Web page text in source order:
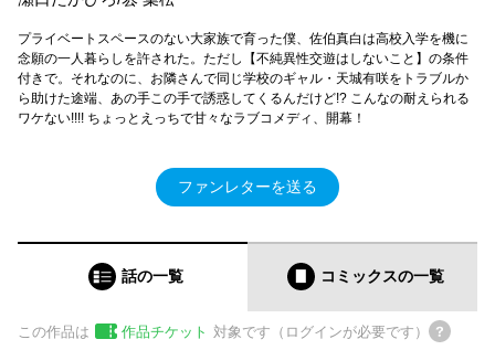
プライベートスペースのない大家族で育った僕、佐伯真白は高校入学を機に
念願の一人暮らしを許された。ただし【不純異性交遊はしないこと】の条件
付きで。それなのに、お隣さんで同じ学校のギャル・天城有咲をトラブルか
ら助けた途端、あの手この手で誘惑してくるんだけど!? こんなの耐えられる
ワケない!!!! ちょっとえっちで甘々なラブコメディ、開幕！
ファンレターを送る
話の一覧 コミックスの一覧
この作品は 作品チケット 対象です（ログインが必要です）